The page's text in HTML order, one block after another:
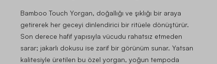
Bamboo Touch Yorgan, doğallığı ve şıklığı bir araya
getirerek her geceyi dinlendirici bir ritüele dönüştürür.
Son derece hafif yapısıyla vücudu rahatsız etmeden
sarar; jakarlı dokusu ise zarif bir görünüm sunar. Yatsan
kalitesiyle üretilen bu özel yorgan, yoğun tempoda